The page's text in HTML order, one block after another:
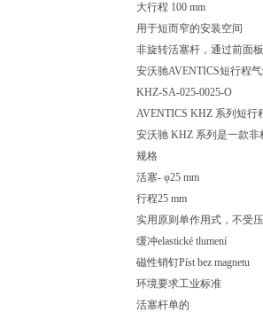
大行程 100 mm
用于短而窄的安装空间
非旋转活塞杆，通过前面
安沃驰AVENTICS短行程
KHZ-SA-025-0025-O
AVENTICS KHZ 系列短行
安沃驰 KHZ 系列是一款
规格
活塞- φ25 mm
行程25 mm
实用原则单作用式，不受
缓冲elastické tlumení
磁性销钉Píst bez magnetu
环境要求工业标准
活塞杆单的